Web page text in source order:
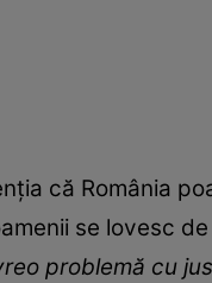
că România
se lovesc
problemă cu